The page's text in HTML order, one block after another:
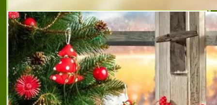
ПОДАРЪЦИТЕ КЪЦ е фирма, с повече от
14 годишен опит в областта на вноса,
търговията и декорацията на подаръци,
украси и сувенири.Осъществяваме и
регулярен внос на богата гама всесезонни
артикули -
ЗОГРАФОВ И СИЕ